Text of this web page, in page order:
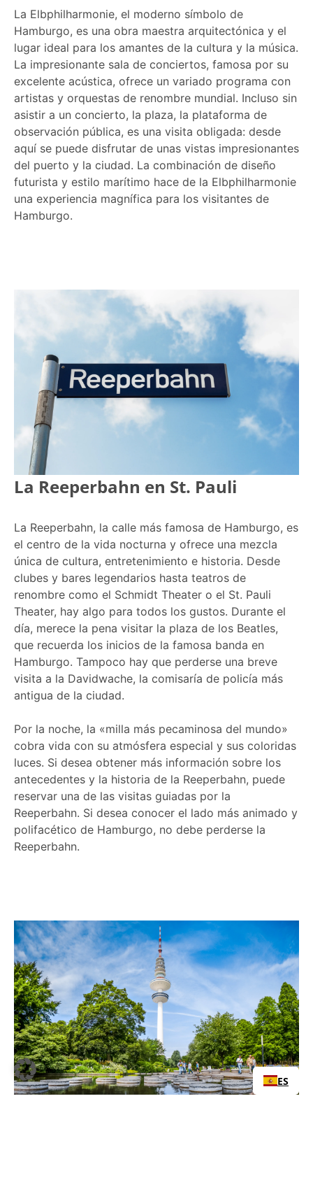
La Elbphilharmonie, el moderno símbolo de
Hamburgo, es una obra maestra arquitectónica y el
lugar ideal para los amantes de la cultura y la música.
La impresionante sala de conciertos, famosa por su
excelente acústica, ofrece un variado programa con
artistas y orquestas de renombre mundial. Incluso sin
asistir a un concierto, la plaza, la plataforma de
observación pública, es una visita obligada: desde
aquí se puede disfrutar de unas vistas impresionantes
del puerto y la ciudad. La combinación de diseño
futurista y estilo marítimo hace de la Elbphilharmonie
una experiencia magnífica para los visitantes de
Hamburgo.
La Reeperbahn en St. Pauli
La Reeperbahn, la calle más famosa de Hamburgo, es
el centro de la vida nocturna y ofrece una mezcla
única de cultura, entretenimiento e historia. Desde
clubes y bares legendarios hasta teatros de
renombre como el Schmidt Theater o el St. Pauli
Theater, hay algo para todos los gustos. Durante el
día, merece la pena visitar la plaza de los Beatles,
que recuerda los inicios de la famosa banda en
Hamburgo. Tampoco hay que perderse una breve
visita a la Davidwache, la comisaría de policía más
antigua de la ciudad.
Por la noche, la «milla más pecaminosa del mundo»
cobra vida con su atmósfera especial y sus coloridas
luces. Si desea obtener más información sobre los
antecedentes y la historia de la Reeperbahn, puede
reservar una de las visitas guiadas por la
Reeperbahn. Si desea conocer el lado más animado y
polifacético de Hamburgo, no debe perderse la
Reeperbahn.
ES